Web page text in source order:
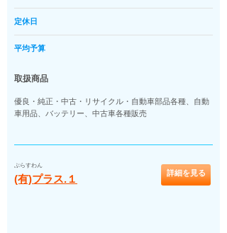
定休日
平均予算
取扱商品
優良・純正・中古・リサイクル・自動車部品各種、自動
車用品、バッテリー、中古車各種販売
ぶらすわん
(有)プラス.１ 詳細を見る